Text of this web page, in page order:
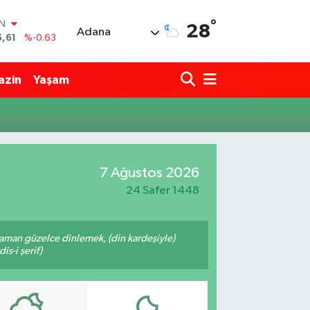
%-0.63
Adana 28°
Yaşam
7 Ağustos 2026
24 Safer 1448
güzelce dinlemek, (din kardeşiyle)
i şerif)